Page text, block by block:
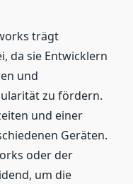
trägt
da sie Entwicklern
und
zu fördern.
und einer
Geräten.
oder der
um die